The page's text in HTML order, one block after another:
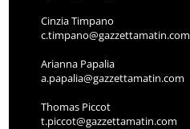
Cinzia Timpano
c.timpano@gazzettamatin.com
Arianna Papalia
a.papalia@gazzettamatin.com
Thomas Piccot
t.piccot@gazzettamatin.com